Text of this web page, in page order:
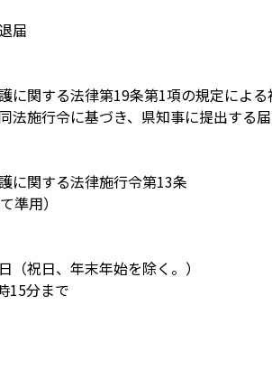
届
に関する法律第19条第1項の規定によ
法施行令に基づき、県知事に提出する届
に関する法律施行令第13条
準用）
（祝日、年末年始を除く。）
15分まで